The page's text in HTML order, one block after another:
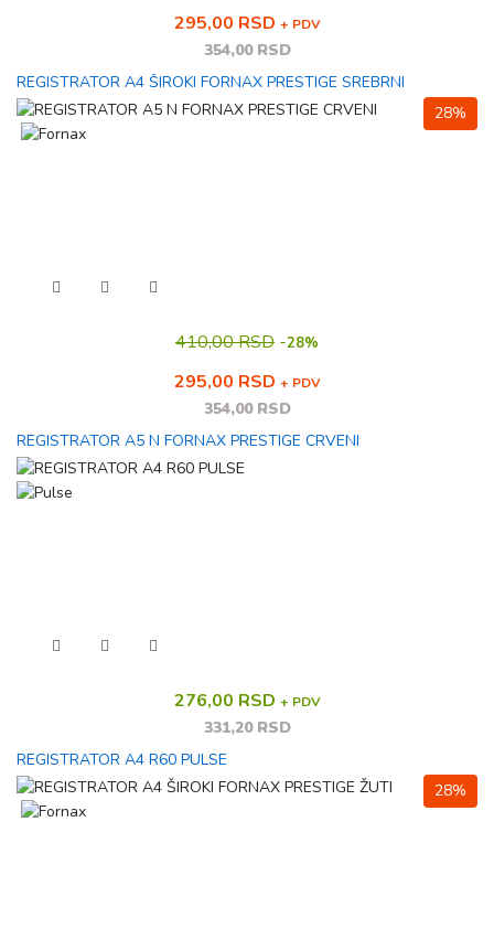
295,00 RSD + PDV
354,00 RSD
REGISTRATOR A4 ŠIROKI FORNAX PRESTIGE SREBRNI
28%
410,00 RSD -28%
295,00 RSD + PDV
354,00 RSD
REGISTRATOR A5 N FORNAX PRESTIGE CRVENI
276,00 RSD + PDV
331,20 RSD
REGISTRATOR A4 R60 PULSE
28%